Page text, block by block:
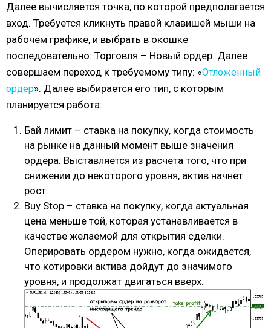
Далее вычисляется точка, по которой предполагается
вход. Требуется кликнуть правой клавишей мыши на
рабочем графике, и выбрать в окошке
последовательно: Торговля – Новый ордер. Далее
совершаем переход к требуемому типу: «Отложенный
ордер». Далее выбирается его тип, с которым
планируется работа:
Бай лимит – ставка на покупку, когда стоимость
на рынке на данный момент выше значения
ордера. Выставляется из расчета того, что при
снижении до некоторого уровня, актив начнет
рост.
Buy Stop – ставка на покупку, когда актуальная
цена меньше той, которая устанавливается в
качестве желаемой для открытия сделки.
Оперировать ордером нужно, когда ожидается,
что котировки актива дойдут до значимого
уровня, и продолжат двигаться вверх.